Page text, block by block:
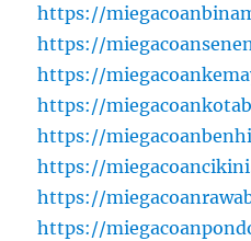
https://
https://
https://
https://
https://
https://
https://
https://